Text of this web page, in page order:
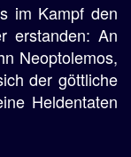
im Kampf den
erstanden: An
Neoptolemos,
der göttliche
Heldentaten